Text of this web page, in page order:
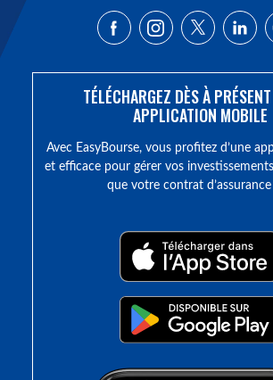
TÉLÉCHARGEZ DÈS À
APPLICATION MOBILE
Avec EasyBourse, vous profitez d’une
et efficace pour gérer vos
que votre contrat d’assurance